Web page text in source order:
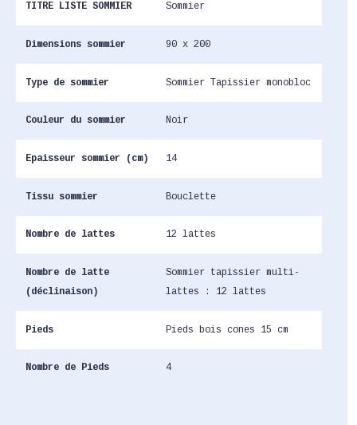
TITRE LISTE SOMMIER Sommier
Dimensions sommier 90 x 200
Type de sommier Sommier Tapissier monobloc
Couleur du sommier Noir
Epaisseur sommier (cm) 14
Tissu sommier Bouclette
Nombre de lattes 12 lattes
Nombre de latte
(déclinaison)
Sommier tapissier multi-
lattes : 12 lattes
Pieds Pieds bois cones 15 cm
Nombre de Pieds 4